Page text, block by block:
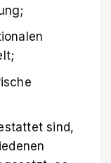
sind,